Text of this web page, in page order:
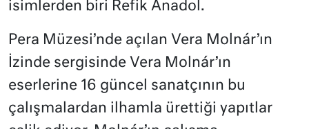
isimlerden biri Refik Anadol.
Pera Müzesi’nde açılan Vera Molnár’ın
İzinde sergisinde Vera Molnár’ın
eserlerine 16 güncel sanatçının bu
çalışmalardan ilhamla ürettiği yapıtlar